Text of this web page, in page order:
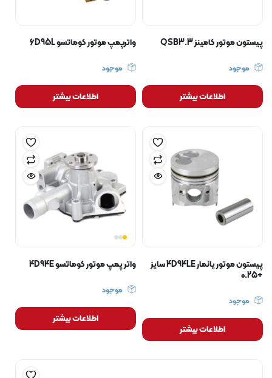
پیستون موتور کامینز QSB3.3
موجود
اطلاعات بیشتر
واترپمپ موتور کوماتسو 6D95L
موجود
اطلاعات بیشتر
پیستون موتور یانمار 4D94LE سایز
+0.25
موجود
اطلاعات بیشتر
واتر پمپ موتور کوماتسو 4D94E
موجود
اطلاعات بیشتر